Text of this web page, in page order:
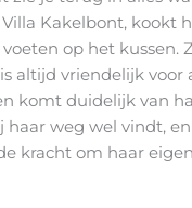
Kakelbont, kookt
op het kussen.
altijd vriendelijk voor
komt duidelijk van
haar weg wel vindt,
kracht om haar